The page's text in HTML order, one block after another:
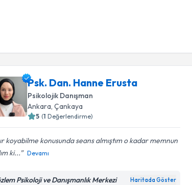
Psk. Dan. Hanne Erusta
Psikolojik Danışman
Ankara, Çankaya
5 (1 Değerlendirme)
koyabilme konusunda seans almıştım o kadar memnun
ki...
Devamı
Psikoloji ve Danışmanlık Merkezi Haritada Göster